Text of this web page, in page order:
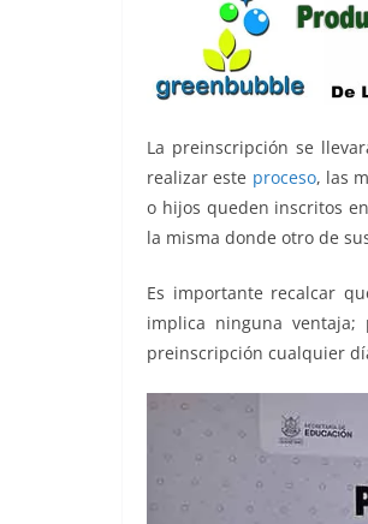
La preinscripción se
realizar este proceso, las
o hijos queden inscritos
la misma donde otro de
Es importante recalcar
implica ninguna
preinscripción cualquier